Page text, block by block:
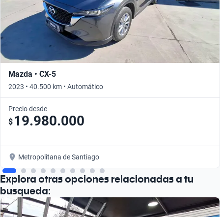
Mazda • CX-5
2023 • 40.500 km • Automático
Precio desde
$ 19.980.000
Metropolitana de Santiago
Explora otras opciones relacionadas a tu
busqueda: